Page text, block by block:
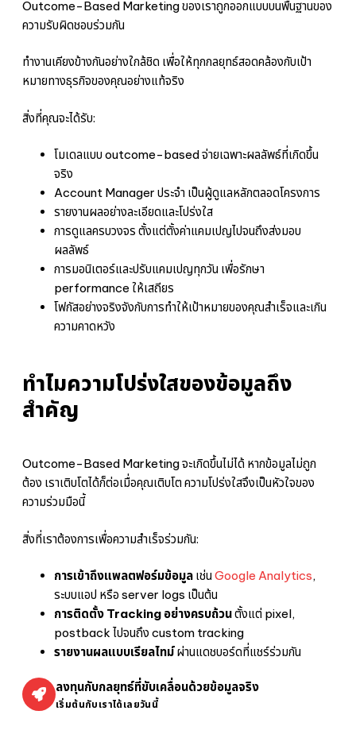
Outcome-Based Marketing ของเราถูกออกแบบบนพื้นฐานของ
ความรับผิดชอบร่วมกัน
ทำงานเคียงข้างกันอย่างใกล้ชิด เพื่อให้ทุกกลยุทธ์สอดคล้องกับเป้า
หมายทางธุรกิจของคุณอย่างแท้จริง
สิ่งที่คุณจะได้รับ:
โมเดลแบบ outcome-based จ่ายเฉพาะผลลัพธ์ที่เกิดขึ้น
จริง
Account Manager ประจำ เป็นผู้ดูแลหลักตลอดโครงการ
รายงานผลอย่างละเอียดและโปร่งใส
การดูแลครบวงจร ตั้งแต่ตั้งค่าแคมเปญไปจนถึงส่งมอบ
ผลลัพธ์
การมอนิเตอร์และปรับแคมเปญทุกวัน เพื่อรักษา
performance ให้เสถียร
โฟกัสอย่างจริงจังกับการทำให้เป้าหมายของคุณสำเร็จและเกิน
ความคาดหวัง
ทำไมความโปร่งใสของข้อมูลถึง
สำคัญ
Outcome-Based Marketing จะเกิดขึ้นไม่ได้ หากข้อมูลไม่ถูก
ต้อง เราเติบโตได้ก็ต่อเมื่อคุณเติบโต ความโปร่งใสจึงเป็นหัวใจของ
ความร่วมมือนี้
สิ่งที่เราต้องการเพื่อความสำเร็จร่วมกัน:
การเข้าถึงแพลตฟอร์มข้อมูล เช่น Google Analytics,
ระบบแอป หรือ server logs เป็นต้น
การติดตั้ง Tracking อย่างครบถ้วนตั้งแต่ pixel,
postback ไปจนถึง custom tracking
รายงานผลแบบเรียลไทม์ผ่านแดชบอร์ดที่แชร์ร่วมกัน
ลงทุนกับกลยุทธ์ที่ขับเคลื่อนด้วยข้อมูลจริง
เริ่มต้นกับเราได้เลยวันนี้